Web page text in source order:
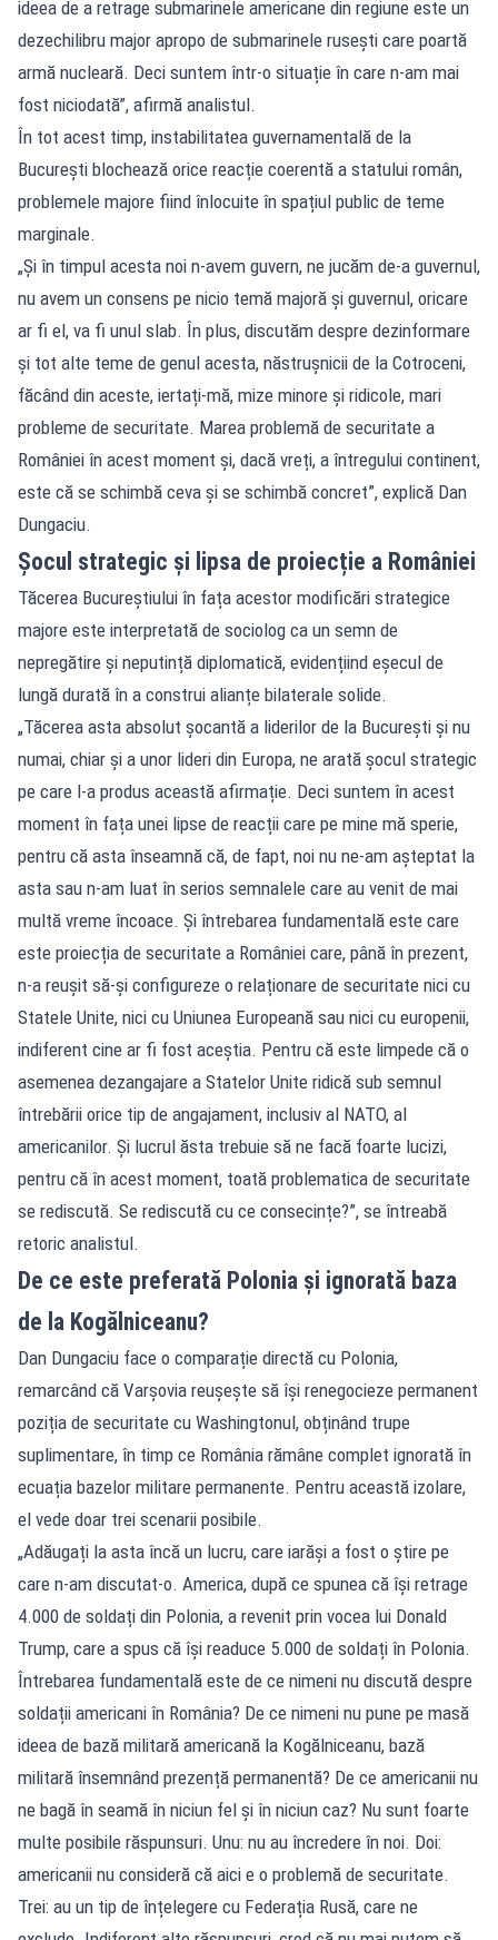
ideea de a retrage submarinele americane din regiune este un
dezechilibru major apropo de submarinele rusești care poartă
armă nucleară. Deci suntem într-o situație în care n-am mai
fost niciodată”, afirmă analistul.
În tot acest timp, instabilitatea guvernamentală de la
București blochează orice reacție coerentă a statului român,
problemele majore fiind înlocuite în spațiul public de teme
marginale.
„Și în timpul acesta noi n-avem guvern, ne jucăm de-a guvernul,
nu avem un consens pe nicio temă majoră și guvernul, oricare
ar fi el, va fi unul slab. În plus, discutăm despre dezinformare
și tot alte teme de genul acesta, năstrușnicii de la Cotroceni,
făcând din aceste, iertați-mă, mize minore și ridicole, mari
probleme de securitate. Marea problemă de securitate a
României în acest moment și, dacă vreți, a întregului continent,
este că se schimbă ceva și se schimbă concret”, explică Dan
Dungaciu.
Șocul strategic și lipsa de proiecție a României
Tăcerea Bucureștiului în fața acestor modificări strategice
majore este interpretată de sociolog ca un semn de
nepregătire și neputință diplomatică, evidențiind eșecul de
lungă durată în a construi alianțe bilaterale solide.
„Tăcerea asta absolut șocantă a liderilor de la București și nu
numai, chiar și a unor lideri din Europa, ne arată șocul strategic
pe care l-a produs această afirmație. Deci suntem în acest
moment în fața unei lipse de reacții care pe mine mă sperie,
pentru că asta înseamnă că, de fapt, noi nu ne-am așteptat la
asta sau n-am luat în serios semnalele care au venit de mai
multă vreme încoace. Și întrebarea fundamentală este care
este proiecția de securitate a României care, până în prezent,
n-a reușit să-și configureze o relaționare de securitate nici cu
Statele Unite, nici cu Uniunea Europeană sau nici cu europenii,
indiferent cine ar fi fost aceștia. Pentru că este limpede că o
asemenea dezangajare a Statelor Unite ridică sub semnul
întrebării orice tip de angajament, inclusiv al NATO, al
americanilor. Și lucrul ăsta trebuie să ne facă foarte lucizi,
pentru că în acest moment, toată problematica de securitate
se rediscută. Se rediscută cu ce consecințe?”, se întreabă
retoric analistul.
De ce este preferată Polonia și ignorată baza
de la Kogălniceanu?
Dan Dungaciu face o comparație directă cu Polonia,
remarcând că Varșovia reușește să își renegocieze permanent
poziția de securitate cu Washingtonul, obținând trupe
suplimentare, în timp ce România rămâne complet ignorată în
ecuația bazelor militare permanente. Pentru această izolare,
el vede doar trei scenarii posibile.
„Adăugați la asta încă un lucru, care iarăși a fost o știre pe
care n-am discutat-o. America, după ce spunea că își retrage
4.000 de soldați din Polonia, a revenit prin vocea lui Donald
Trump, care a spus că își readuce 5.000 de soldați în Polonia.
Întrebarea fundamentală este de ce nimeni nu discută despre
soldații americani în România? De ce nimeni nu pune pe masă
ideea de bază militară americană la Kogălniceanu, bază
militară însemnând prezență permanentă? De ce americanii nu
ne bagă în seamă în niciun fel și în niciun caz? Nu sunt foarte
multe posibile răspunsuri. Unu: nu au încredere în noi. Doi:
americanii nu consideră că aici e o problemă de securitate.
Trei: au un tip de înțelegere cu Federația Rusă, care ne